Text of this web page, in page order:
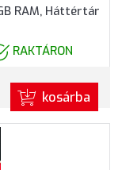
RAM, Háttértár
RAKTÁRON
kosárba